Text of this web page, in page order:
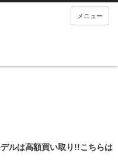
メニュー
ルは高額買い取り!!こちらは